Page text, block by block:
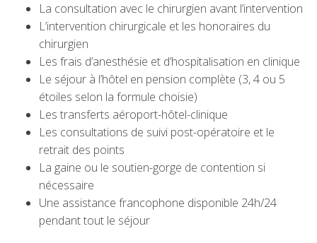
La consultation avec le chirurgien avant l’intervention
L’intervention chirurgicale et les honoraires du
chirurgien
Les frais d’anesthésie et d’hospitalisation en clinique
Le séjour à l’hôtel en pension complète (3, 4 ou 5
étoiles selon la formule choisie)
Les transferts aéroport-hôtel-clinique
Les consultations de suivi post-opératoire et le
retrait des points
La gaine ou le soutien-gorge de contention si
nécessaire
Une assistance francophone disponible 24h/24
pendant tout le séjour